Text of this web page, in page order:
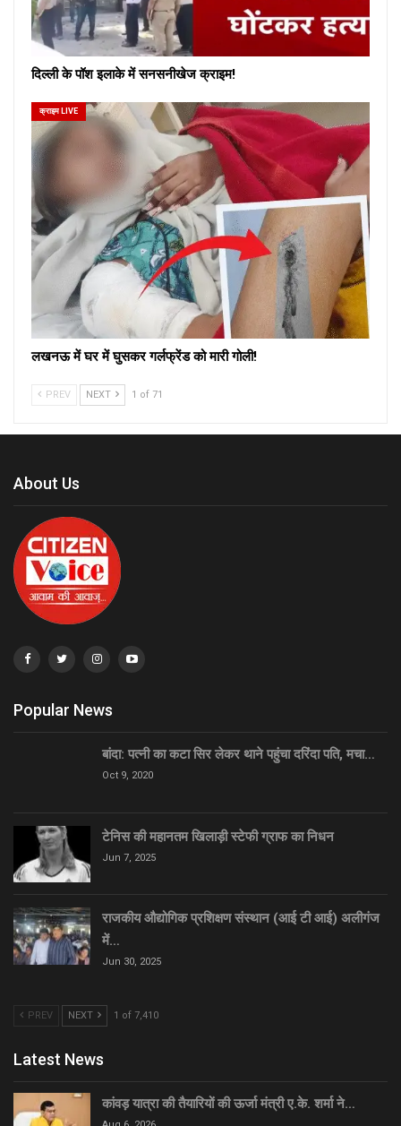
दिल्ली के पॉश इलाके में सनसनीखेज क्राइम!
क्राइम LIVE
लखनऊ में घर में घुसकर गर्लफ्रेंड को मारी गोली!
PREV NEXT 1 of 71
About Us
Popular News
बांदा: पत्नी का कटा सिर लेकर थाने पहुंचा दरिंदा पति, मचा…
Oct 9, 2020
टेनिस की महानतम खिलाड़ी स्टेफी ग्राफ का निधन
Jun 7, 2025
राजकीय औद्योगिक प्रशिक्षण संस्थान (आई टी आई) अलीगंज
में…
Jun 30, 2025
PREV NEXT 1 of 7,410
Latest News
कांवड़ यात्रा की तैयारियों की ऊर्जा मंत्री ए.के. शर्मा ने…